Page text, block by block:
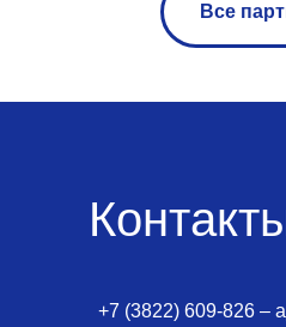
Все
+7 (3822) 609-826 –